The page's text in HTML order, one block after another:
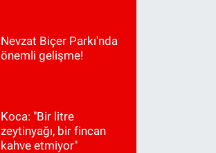
Nevzat Biçer Parkı'nda
önemli gelişme!
Koca: "Bir litre
zeytinyağı, bir fincan
kahve etmiyor"